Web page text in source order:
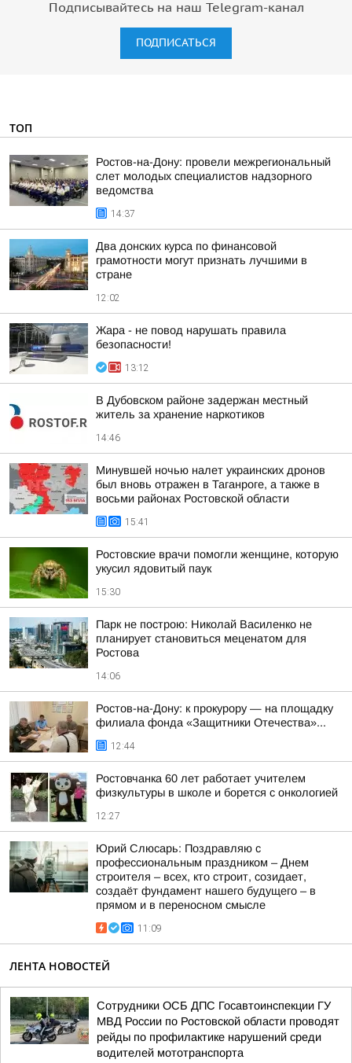
Подписывайтесь на наш Telegram-канал
ПОДПИСАТЬСЯ
ТОП
Ростов-на-Дону: провели межрегиональный
слет молодых специалистов надзорного
ведомства
14:37
Два донских курса по финансовой
грамотности могут признать лучшими в
стране
12:02
Жара - не повод нарушать правила
безопасности!
13:12
В Дубовском районе задержан местный
житель за хранение наркотиков
14:46
Минувшей ночью налет украинских дронов
был вновь отражен в Таганроге, а также в
восьми районах Ростовской области
15:41
Ростовские врачи помогли женщине, которую
укусил ядовитый паук
15:30
Парк не построю: Николай Василенко не
планирует становиться меценатом для
Ростова
14:06
Ростов-на-Дону: к прокурору — на площадку
филиала фонда «Защитники Отечества»...
12:44
Ростовчанка 60 лет работает учителем
физкультуры в школе и борется с онкологией
12:27
Юрий Слюсарь: Поздравляю с
профессиональным праздником – Днем
строителя – всех, кто строит, созидает,
создаёт фундамент нашего будущего – в
прямом и в переносном смысле
11:09
ЛЕНТА НОВОСТЕЙ
Сотрудники ОСБ ДПС Госавтоинспекции ГУ
МВД России по Ростовской области проводят
рейды по профилактике нарушений среди
водителей мототранспорта